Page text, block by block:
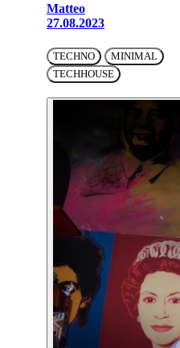
Matteo
27.08.2023
TECHNO
MINIMAL
TECHHOUSE